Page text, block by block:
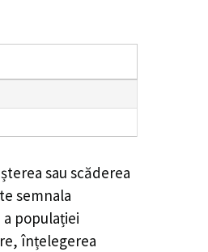
sau scăderea
semnala
populației
înțelegerea